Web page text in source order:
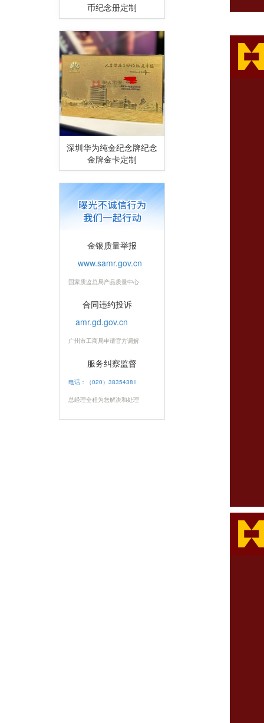
币纪念册定制
深圳华为纯金纪念牌纪念
金牌金卡定制
金银质量举报
www.samr.gov.cn
国家质监总局产品质量中心
合同违约投诉
amr.gd.gov.cn
广州市工商局申请官方调解
服务纠察监督
电话：（020）38354381
总经理全程为您解决和处理